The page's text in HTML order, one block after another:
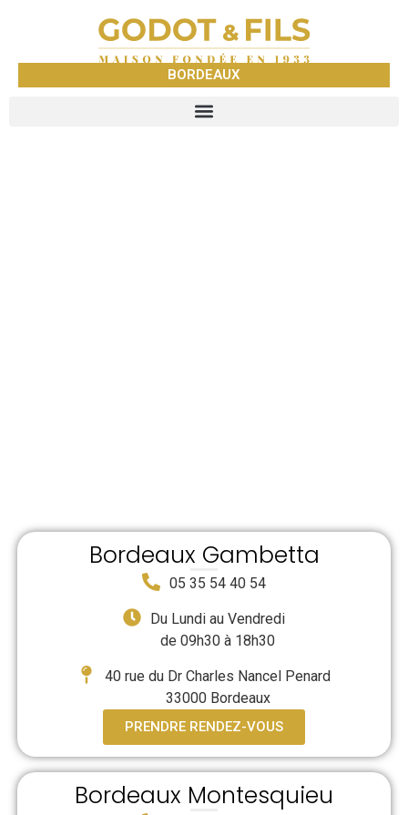
BORDEAUX
Bordeaux Gambetta
05 35 54 40 54
Du Lundi au Vendredi
de 09h30 à 18h30
40 rue du Dr Charles Nancel Penard
33000 Bordeaux
PRENDRE RENDEZ-VOUS
Bordeaux Montesquieu